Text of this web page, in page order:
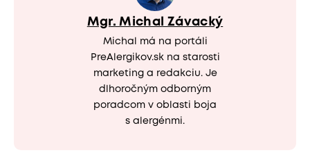
Mgr. Michal Závacký
Michal má na portáli
PreAlergikov.sk na starosti
marketing a redakciu. Je
dlhoročným odborným
poradcom v oblasti boja
s alergénmi.